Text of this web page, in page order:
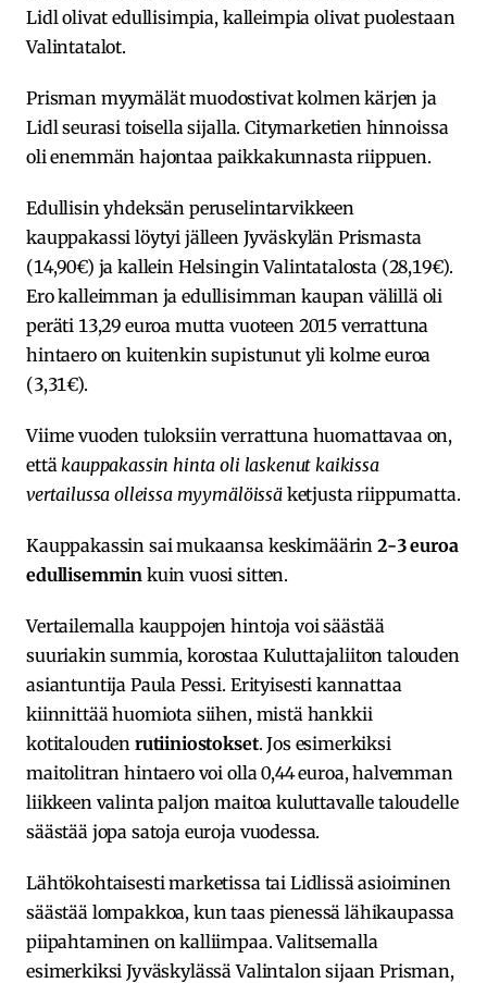
Lidl olivat edullisimpia, kalleimpia olivat puolestaan
Valintatalot.
Prisman myymälät muodostivat kolmen kärjen ja
Lidl seurasi toisella sijalla. Citymarketien hinnoissa
oli enemmän hajontaa paikkakunnasta riippuen.
Edullisin yhdeksän peruselintarvikkeen
kauppakassi löytyi jälleen Jyväskylän Prismasta
(14,90€) ja kallein Helsingin Valintatalosta (28,19€).
Ero kalleimman ja edullisimman kaupan välillä oli
peräti 13,29 euroa mutta vuoteen 2015 verrattuna
hintaero on kuitenkin supistunut yli kolme euroa
(3,31€).
Viime vuoden tuloksiin verrattuna huomattavaa on,
että kauppakassin hinta oli laskenut kaikissa
vertailussa olleissa myymälöissäketjusta riippumatta.
Kauppakassin sai mukaansa keskimäärin 2-3 euroa
edullisemmin kuin vuosi sitten.
Vertailemalla kauppojen hintoja voi säästää
suuriakin summia, korostaa Kuluttajaliiton talouden
asiantuntija Paula Pessi. Erityisesti kannattaa
kiinnittää huomiota siihen, mistä hankkii
kotitalouden rutiiniostokset. Jos esimerkiksi
maitolitran hintaero voi olla 0,44 euroa, halvemman
liikkeen valinta paljon maitoa kuluttavalle taloudelle
säästää jopa satoja euroja vuodessa.
Lähtökohtaisesti marketissa tai Lidlissä asioiminen
säästää lompakkoa, kun taas pienessä lähikaupassa
piipahtaminen on kalliimpaa. Valitsemalla
esimerkiksi Jyväskylässä Valintalon sijaan Prisman,